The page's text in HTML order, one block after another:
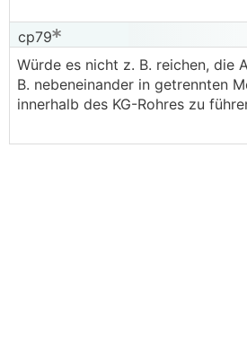
cp79
Würde es nicht z. B. reichen, die
B. nebeneinander in getrennten
innerhalb des KG-Rohres zu